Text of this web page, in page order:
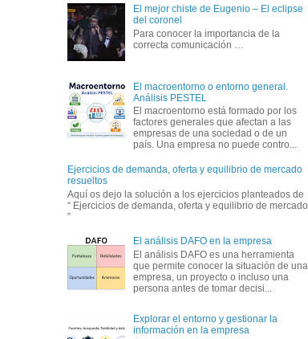
El mejor chiste de Eugenio – El eclipse
del coronel
Para conocer la importancia de la
correcta comunicación …
El macroentorno o entorno general.
Análisis PESTEL
El macroentorno está formado por los
factores generales que afectan a las
empresas de una sociedad o de un
país. Una empresa no puede contro...
Ejercicios de demanda, oferta y equilibrio de mercado
resueltos
Aquí os dejo la solución a los ejercicios planteados de
“ Ejercicios de demanda, oferta y equilibrio de mercado
”
El análisis DAFO en la empresa
El análisis DAFO es una herramienta
que permite conocer la situación de una
empresa, un proyecto o incluso una
persona antes de tomar decisi...
Explorar el entorno y gestionar la
información en la empresa